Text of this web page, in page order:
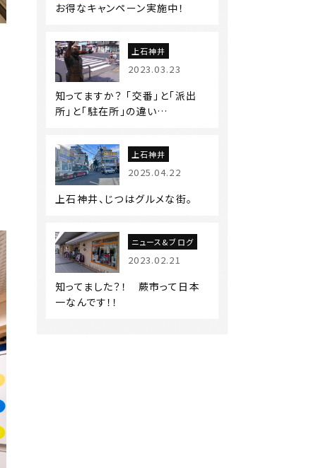
お得なキャンペーン実施中！
上石神井
2023.03.23
知ってますか？ 「交番」と「派出
所」と「駐在所」の違い…
上石神井
2025.04.22
上石神井、じつはグルメな街。
ニュース&ブログ
2023.02.21
知ってました？！ 蕨市って日本
一なんです！！